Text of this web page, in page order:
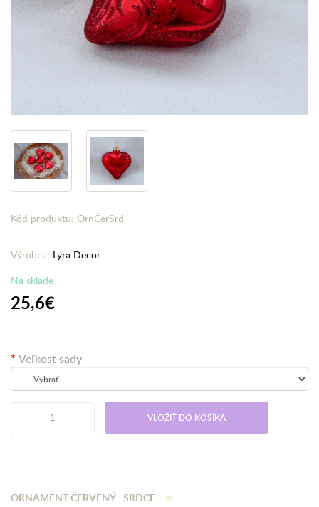
Kód produktu: OrnČerSrd
Výrobca: Lyra Decor
Na sklade
25,6€
Veľkosť sady
VLOŽIŤ DO KOŠÍKA
ORNAMENT ČERVENÝ - SRDCE